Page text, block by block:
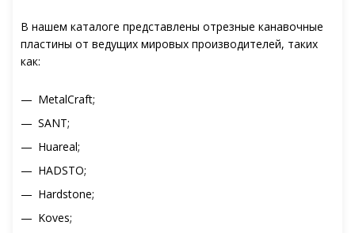
В нашем каталоге представлены отрезные канавочные
пластины от ведущих мировых производителей, таких
как:
MetalCraft;
SANT;
Huareal;
HADSTO;
Hardstone;
Koves;